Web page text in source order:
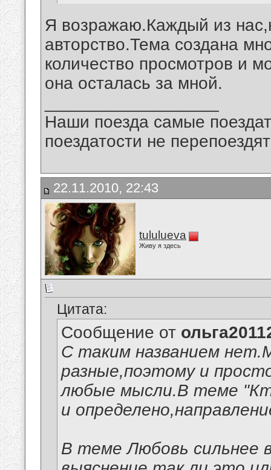
Я возражаю.Каждый из
авторство.Тема создана
количество просмотров и
она осталась за мной.
Наши поезда самые
поездатости не
22.11.2010, 22:43
tululueva
Живу я здесь
Цитата:
Сообщение от
С таким названием
разные,поэтому и
любые мысли.В теме
и
В теме Любовь сильнее